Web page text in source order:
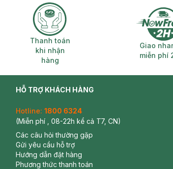
Thanh toán khi nhận hàng
Thanh toán
khi nhận
hàng
Giao
miễn phí
HỖ TRỢ KHÁCH HÀNG
Hotline: 1800 6324
(Miễn phí , 08-22h kể cả T7, CN)
Các câu hỏi thường gặp
Gửi yêu cầu hỗ trợ
Hướng dẫn đặt hàng
Phương thức thanh toán